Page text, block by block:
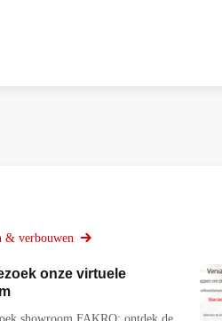
& verbouwen
onze virtuele